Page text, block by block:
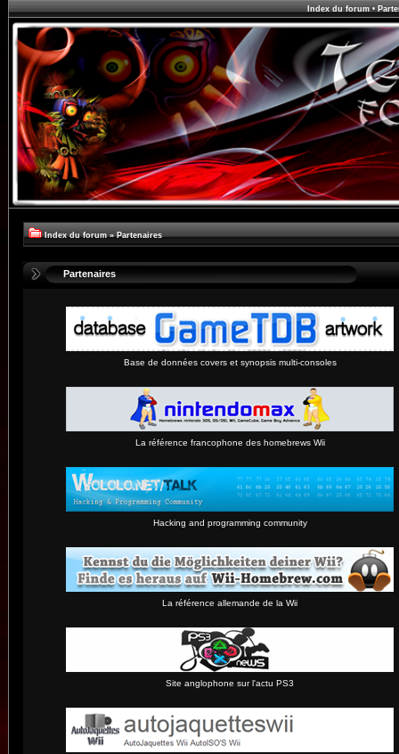
Index du forum•
Index du forum » Partenaires
Partenaires
Base de données covers et synopsis multi-consoles
La référence francophone des homebrews Wii
Hacking and programming community
La référence allemande de la Wii
Site anglophone sur l'actu PS3